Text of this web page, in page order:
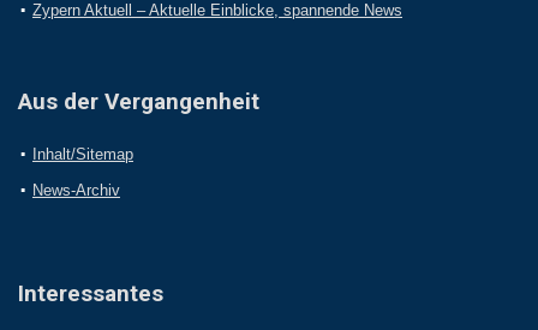
Zypern Aktuell – Aktuelle Einblicke, spannende News
Aus der Vergangenheit
Inhalt/Sitemap
News-Archiv
Interessantes